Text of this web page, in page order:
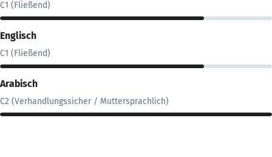
C1 (Fließend)
Englisch
C1 (Fließend)
Arabisch
C2 (Verhandlungssicher / Muttersprachlich)